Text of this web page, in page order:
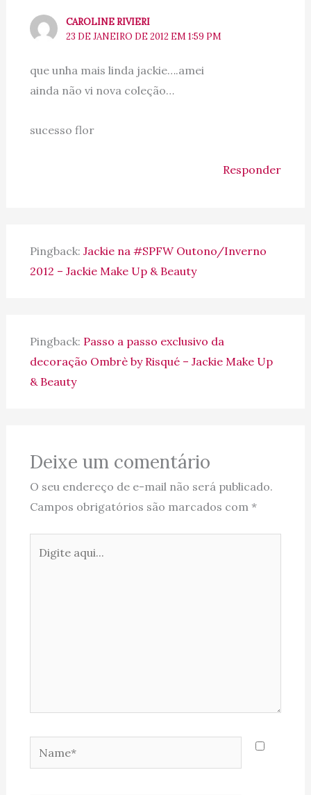
CAROLINE RIVIERI
23 DE JANEIRO DE 2012 EM 1:59 PM
que unha mais linda jackie….amei
ainda não vi nova coleção…
sucesso flor
Responder
Pingback: Jackie na #SPFW Outono/Inverno
2012 – Jackie Make Up & Beauty
Pingback: Passo a passo exclusivo da
decoração Ombrè by Risqué – Jackie Make Up
& Beauty
Deixe um comentário
O seu endereço de e-mail não será publicado.
Campos obrigatórios são marcados com *
aqui...